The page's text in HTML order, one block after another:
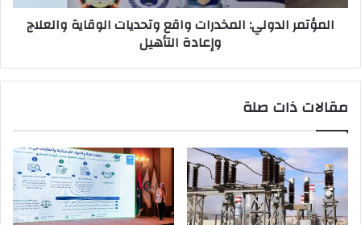
المؤتمر الدولي: المخدرات واقع وتحديات الوقاية والعلاج
وإعادة التأهيل
مقالات ذات صلة